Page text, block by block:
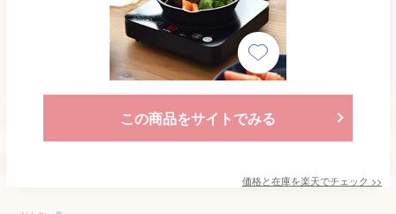
この商品をサイトでみる
価格と在庫を楽天でチェック >>